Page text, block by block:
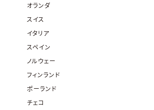
オランダ
スイス
イタリア
スペイン
ノルウェー
フィンランド
ポーランド
チェコ